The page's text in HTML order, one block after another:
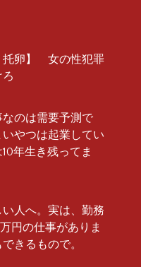
托卵】 女の性犯罪
のは需要予測で
やつは起業してい
年生き残ってま
人へ。実は、勤務
円の仕事がありま
きるもので。